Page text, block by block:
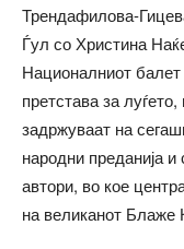
Трендафилова-
Ѓул со Христина
Националниот
претстава за
задржуваат на
народни преданија
автори, во кое
на великанот Блаже